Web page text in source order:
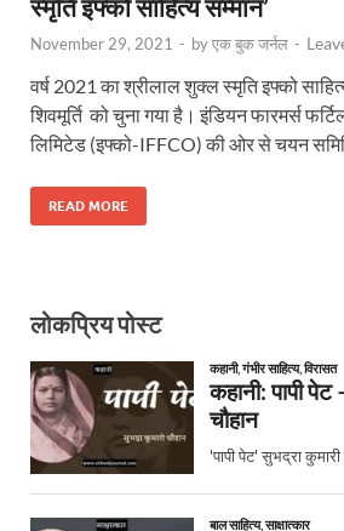
स्मृति इफ्को साहित्य सम्मान’
November 29, 2021 - byएक बुक जर्नल -
वर्ष 2021 का श्रीलाल शुक्ल स्मृति इफ्को
शिवमूर्ति को चुना गया है। इंडियन फारमर्स
लिमिटेड (इफ्को-IFFCO) की ओर से चयन
READ MORE
लोकप्रिय पोस्ट